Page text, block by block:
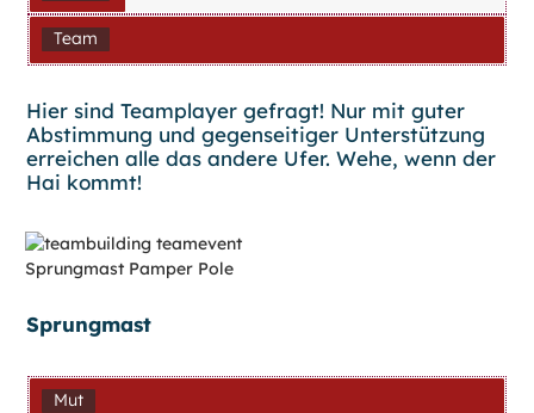
Team
Hier sind Teamplayer gefragt! Nur mit guter
Abstimmung und gegenseitiger Unterstützung
erreichen alle das andere Ufer. Wehe, wenn der
Hai kommt!
Sprungmast
Mut